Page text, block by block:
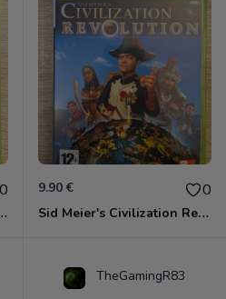
0
Xbox 360
9.90 € 0
Sid Meier's Civilization Revolution Xbox 360
TheGamingR83